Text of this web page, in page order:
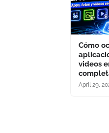
Cómo
videos
April 29,